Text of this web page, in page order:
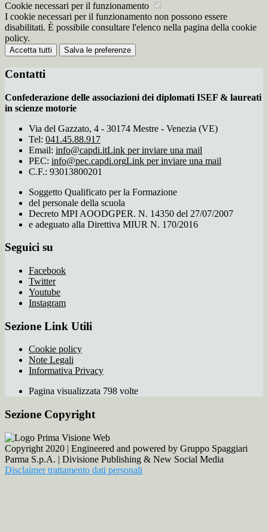
Cookie necessari per il funzionamento
I cookie necessari per il funzionamento non possono essere
disabilitati. È possibile consultare l'elenco nella pagina della cookie
policy.
Accetta tutti Salva le preferenze
Contatti
Confederazione delle associazioni dei diplomati ISEF & laureati
in scienze motorie
Via del Gazzato, 4 - 30174 Mestre - Venezia (VE)
Tel: 041.45.88.917
Email: info@capdi.itLink per inviare una mail
PEC: info@pec.capdi.orgLink per inviare una mail
C.F.: 93013800201
Soggetto Qualificato per la Formazione
del personale della scuola
Decreto MPI AOODGPER. N. 14350 del 27/07/2007
e adeguato alla Direttiva MIUR N. 170/2016
Seguici su
Facebook
Twitter
Youtube
Instagram
Sezione Link Utili
Cookie policy
Note Legali
Informativa Privacy
Pagina visualizzata 798 volte
Sezione Copyright
Copyright 2020 | Engineered and powered by Gruppo Spaggiari
Parma S.p.A. | Divisione Publishing & New Social Media
Disclaimer trattamento dati personali